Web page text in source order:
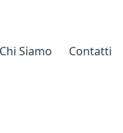
Chi Siamo Contatti